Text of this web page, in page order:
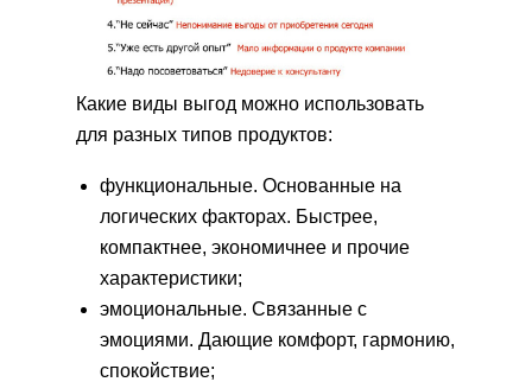
Какие виды выгод можно использовать
для разных типов продуктов:
функциональные. Основанные на
логических факторах. Быстрее,
компактнее, экономичнее и прочие
характеристики;
эмоциональные. Связанные с
эмоциями. Дающие комфорт, гармонию,
спокойствие;